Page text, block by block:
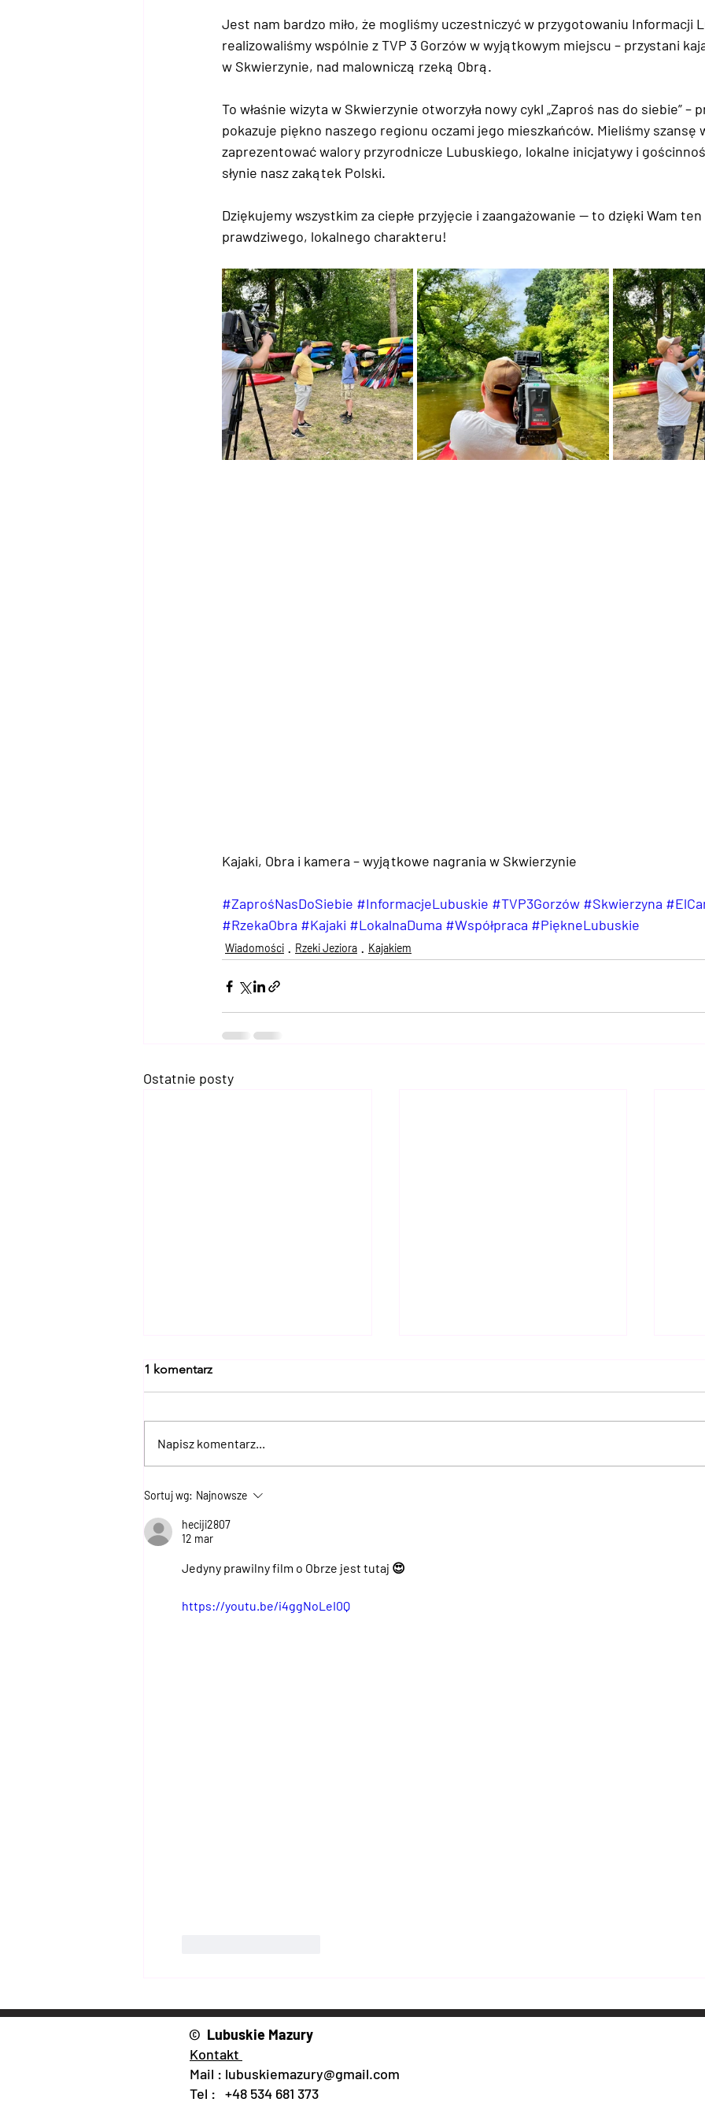
Jest nam bardzo miło, że mogliśmy uczestniczyć w przygotowaniu Informacji
realizowaliśmy wspólnie z TVP 3 Gorzów w wyjątkowym miejscu – przystani
w Skwierzynie, nad malowniczą rzeką Obrą.
To właśnie wizyta w Skwierzynie otworzyła nowy cykl „Zaproś nas do siebie” –
pokazuje piękno naszego regionu oczami jego mieszkańców. Mieliśmy szansę
zaprezentować walory przyrodnicze Lubuskiego, lokalne inicjatywy i
słynie nasz zakątek Polski.
Dziękujemy wszystkim za ciepłe przyjęcie i zaangażowanie — to dzięki Wam ten
prawdziwego, lokalnego charakteru!
Kajaki, Obra i kamera – wyjątkowe nagrania w Skwierzynie
#ZaprośNasDoSiebie #InformacjeLubuskie #TVP3Gorzów #Skwierzyna
#RzekaObra #Kajaki #LokalnaDuma #Współpraca #PiękneLubuskie
Wiadomości Rzeki Jeziora Kajakiem
Ostatnie posty
Myślisz, że znasz Lubuskie? 15
zaskoczą
się
1 komentarz
Napisz komentarz...
Sortuj wg: Najnowsze
heciji2807
12 mar
Jedyny prawilny film o Obrze jest tutaj 😍
https://youtu.be/i4ggNoLeI0Q
© Lubuskie Mazury
Kontakt
Mail : lubuskiemazury@gmail.com
Tel : +48 534 681 373